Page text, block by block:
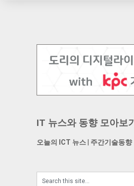
IT 뉴스와 동향 모아보기
오늘의 ICT 뉴스| 주간기술동향